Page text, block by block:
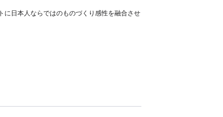
に日本人ならではのものづくり感性を融合させ